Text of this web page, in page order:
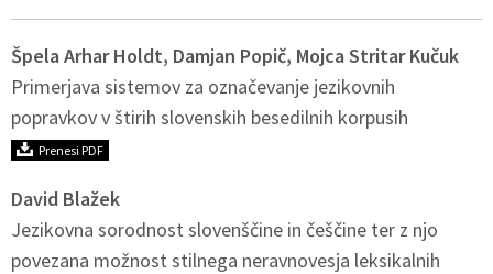
Špela Arhar Holdt, Damjan Popič, Mojca Stritar Kučuk
Primerjava sistemov za označevanje jezikovnih
popravkov v štirih slovenskih besedilnih korpusih
Prenesi PDF
David Blažek
Jezikovna sorodnost slovenščine in češčine ter z njo
povezana možnost stilnega neravnovesja leksikalnih